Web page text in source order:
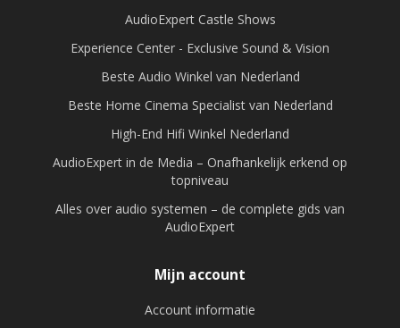
AudioExpert Castle Shows
Experience Center - Exclusive Sound & Vision
Beste Audio Winkel van Nederland
Beste Home Cinema Specialist van Nederland
High-End Hifi Winkel Nederland
AudioExpert in de Media – Onafhankelijk erkend op
topniveau
Alles over audio systemen – de complete gids van
AudioExpert
Mijn account
Account informatie